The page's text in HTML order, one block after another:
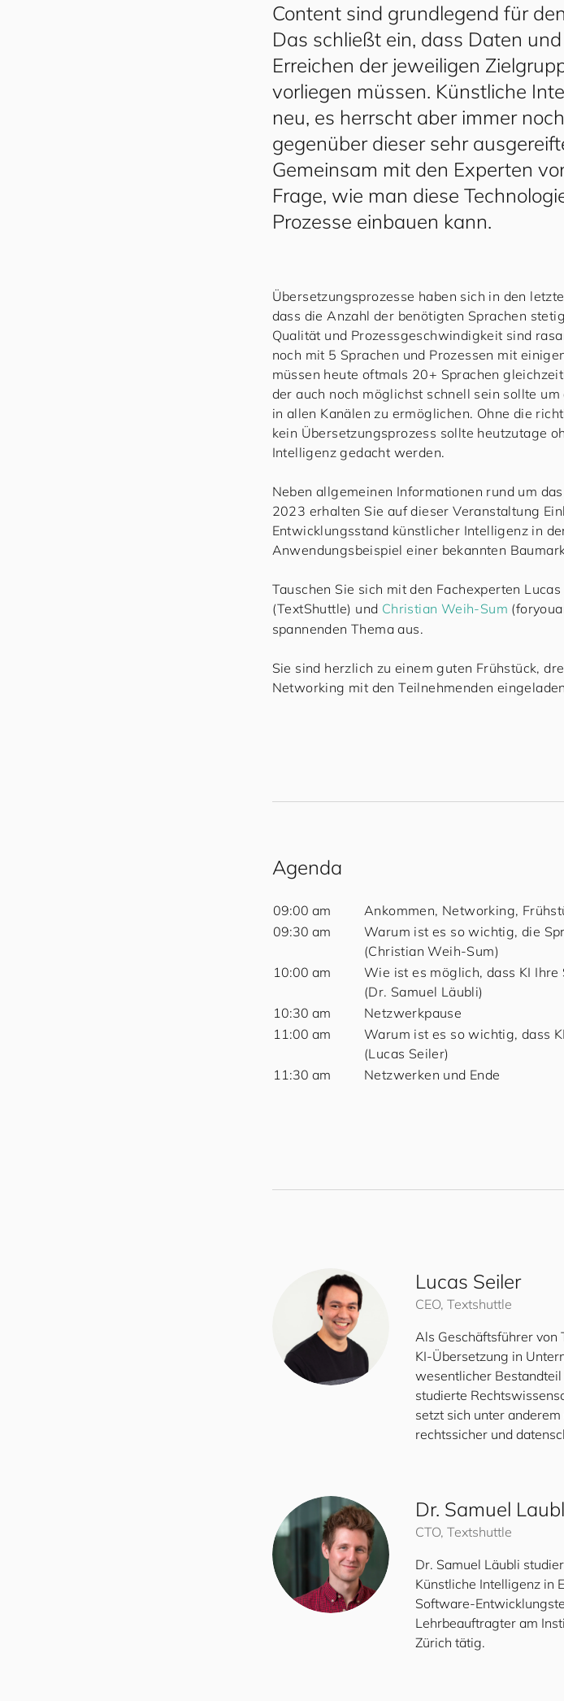
Content sind grundlegend für
Das schließt ein, dass Daten
Erreichen der jeweiligen
vorliegen müssen. Künstliche
neu, es herrscht aber immer
gegenüber dieser sehr
Gemeinsam mit den Experten
Frage, wie man diese
Prozesse einbauen kann.
Übersetzungsprozesse haben sich in den
dass die Anzahl der benötigten Sprachen
Qualität und Prozessgeschwindigkeit sind
noch mit 5 Sprachen und Prozessen mit
müssen heute oftmals 20+ Sprachen
der auch noch möglichst schnell sein sollte
in allen Kanälen zu ermöglichen. Ohne die
kein Übersetzungsprozess sollte heutzutage
Intelligenz gedacht werden.
Neben allgemeinen Informationen rund um
2023 erhalten Sie auf dieser Veranstaltung
Entwicklungsstand künstlicher Intelligenz in
Anwendungsbeispiel einer bekannten
Tauschen Sie sich mit den Fachexperten
(TextShuttle) und Christian Weih-Sum (foryou
spannenden Thema aus.
Sie sind herzlich zu einem guten Frühstück,
Networking mit den Teilnehmenden
Agenda
09:00 am
Ankommen, Networking,
09:30 am
Warum ist es so wichtig, die
(Christian Weih-Sum)
10:00 am
Wie ist es möglich, dass KI Ihre
(Dr. Samuel Läubli)
10:30 am
Netzwerkpause
11:00 am
Warum ist es so wichtig, dass
(Lucas Seiler)
11:30 am
Netzwerken und Ende
Lucas Seiler
CEO, Textshuttle
Als Geschäftsführer von
KI-Übersetzung in
wesentlicher
studierte
setzt sich unter
rechtssicher und
Dr. Samuel
CTO, Textshuttle
Dr. Samuel Läubli
Künstliche Intelligenz in
Software-
Lehrbeauftragter am
Zürich tätig.